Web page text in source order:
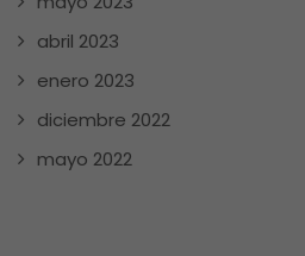
abril 2023
enero 2023
diciembre 2022
mayo 2022